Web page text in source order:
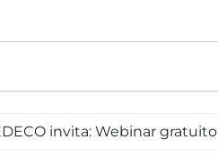
invita: Webinar gratuito